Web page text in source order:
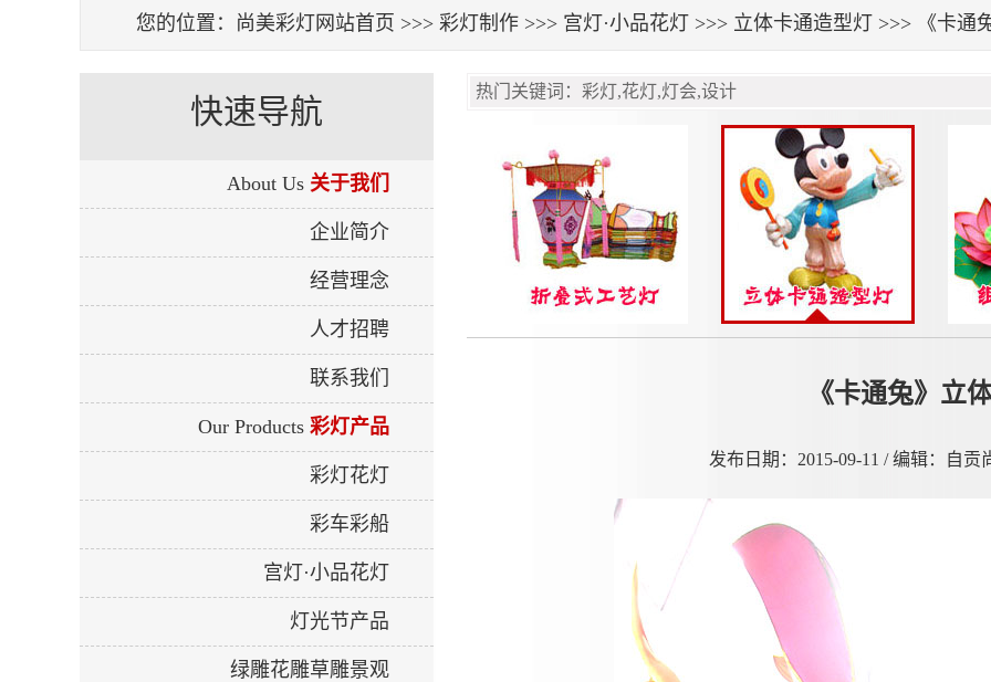
您的位置： 尚美彩灯网站首页 >>> 彩灯制作 >>> 宫灯·小品花灯 >>> 立体卡通造型灯 >>> 《卡通
《卡通兔》立
发布日期：2015-09-11 / 编辑：自贡
快速导航
About Us 关于我们
企业简介
经营理念
人才招聘
联系我们
Our Products 彩灯产品
彩灯花灯
彩车彩船
宫灯·小品花灯
灯光节产品
绿雕花雕草雕景观